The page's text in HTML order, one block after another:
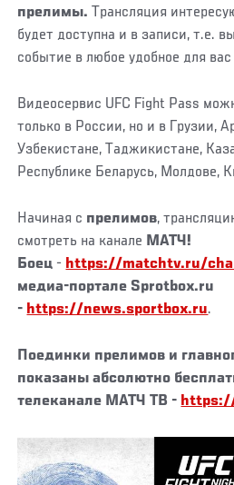
прелимы. Трансляция
будет доступна и в записи, т.е.
событие в любое удобное для
Видеосервис UFC Fight Pass
только в России, но и в Грузии,
Узбекистане, Таджикистане,
Республике Беларусь, Молдове,
Начиная с прелимов,
смотреть на канале МАТЧ!
Боец - https://matchtv.ru/
медиа-портале Sprotbox.ru
- https://news.sportbox.ru.
Поединки прелимов и
показаны абсолютно
телеканале МАТЧ ТВ -